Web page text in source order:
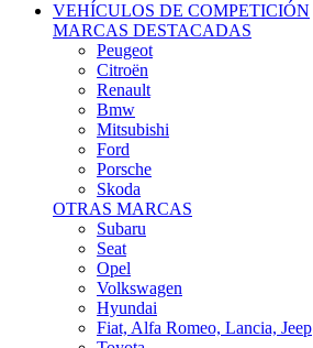
VEHÍCULOS DE COMPETICIÓN
MARCAS DESTACADAS
Peugeot
Citroën
Renault
Bmw
Mitsubishi
Ford
Porsche
Skoda
OTRAS MARCAS
Subaru
Seat
Opel
Volkswagen
Hyundai
Fiat, Alfa Romeo, Lancia, Jeep